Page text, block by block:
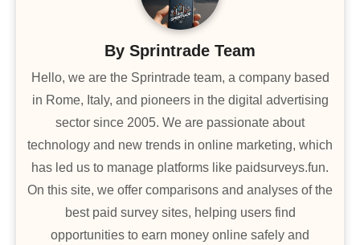
By Sprintrade Team
Hello, we are the Sprintrade team, a company based
in Rome, Italy, and pioneers in the digital advertising
sector since 2005. We are passionate about
technology and new trends in online marketing, which
has led us to manage platforms like paidsurveys.fun.
On this site, we offer comparisons and analyses of the
best paid survey sites, helping users find
opportunities to earn money online safely and